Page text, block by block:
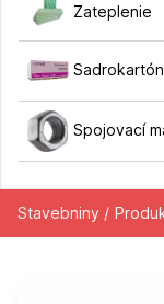
Zateplenie
Sadrokartón
Spojovací
Stavebniny /